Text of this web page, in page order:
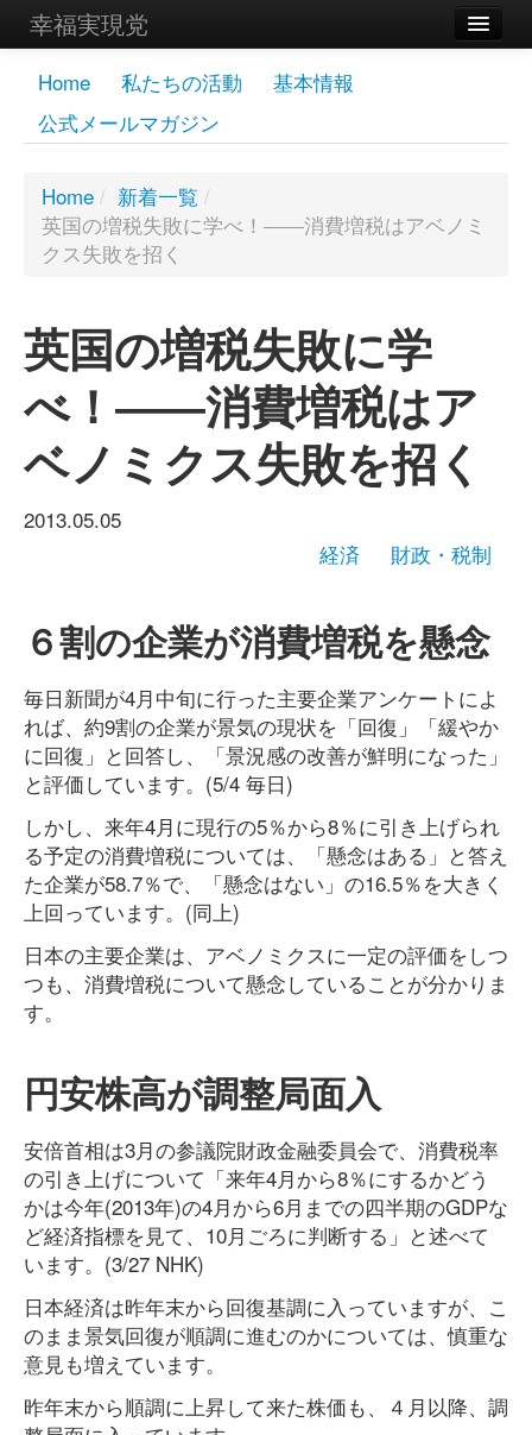
幸福実現党
メンバーズページ
党員
お問い合わせ
Home 私たちの活動
基本情報
公式メールマガジン
Home / 新着一覧 /
英国の増税失敗に学べ！――消費増税はアベノミ
クス失敗を招く
英国の増税失敗に学
べ！――消費増税はア
ベノミクス失敗を招く
2013.05.05
経済
財政・税制
６割の企業が消費増税を懸念
毎日新聞が4月中旬に行った主要企業アンケートによ
れば、約9割の企業が景気の現状を「回復」「緩やか
に回復」と回答し、「景況感の改善が鮮明になった」
と評価しています。(5/4 毎日)
しかし、来年4月に現行の5％から8％に引き上げられ
る予定の消費増税については、「懸念はある」と答え
た企業が58.7％で、「懸念はない」の16.5％を大きく
上回っています。(同上)
日本の主要企業は、アベノミクスに一定の評価をしつ
つも、消費増税について懸念していることが分かりま
す。
円安株高が調整局面入
安倍首相は3月の参議院財政金融委員会で、消費税率
の引き上げについて「来年4月から8％にするかどう
かは今年(2013年)の4月から6月までの四半期のGDPな
ど経済指標を見て、10月ごろに判断する」と述べて
います。(3/27 NHK)
日本経済は昨年末から回復基調に入っていますが、こ
のまま景気回復が順調に進むのかについては、慎重な
意見も増えています。
昨年末から順調に上昇して来た株価も、４月以降、調